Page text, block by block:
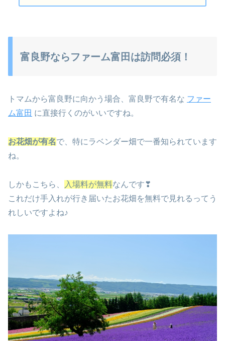
富良野ならファーム富田は訪問必須！
トマムから富良野に向かう場合、富良野で有名な ファー
ム富田 に直接行くのがいいですね。
お花畑が有名で、特にラベンダー畑で一番知られています
ね。
しかもこちら、 入場料が無料なんです❣
これだけ手入れが行き届いたお花畑を無料で見れるってう
れしいですよね♪